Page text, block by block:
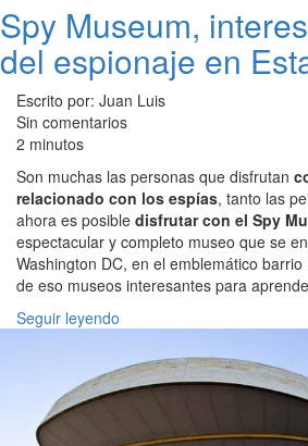
Spy Museum,
del espionaje en
Escrito por: Juan Luis
Sin comentarios
2 minutos
Son muchas las personas que disfrutan
relacionado con los espías, tanto las
ahora es posible disfrutar con el Spy
espectacular y completo museo que se
Washington DC, en el emblemático
de eso museos interesantes para
Seguir leyendo